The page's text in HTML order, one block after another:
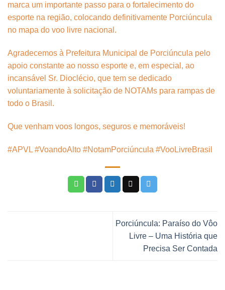
marca um importante passo para o fortalecimento do
esporte na região, colocando definitivamente Porciúncula
no mapa do voo livre nacional.
Agradecemos à Prefeitura Municipal de Porciúncula pelo
apoio constante ao nosso esporte e, em especial, ao
incansável Sr. Dioclécio, que tem se dedicado
voluntariamente à solicitação de NOTAMs para rampas de
todo o Brasil.
Que venham voos longos, seguros e memoráveis!
#APVL #VoandoAlto #NotamPorciúncula #VooLivreBrasil
Porciúncula: Paraíso do Vôo
Livre – Uma História que
Precisa Ser Contada